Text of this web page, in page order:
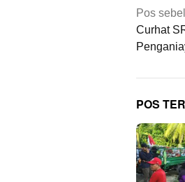
pos
Pos
Curhat
POS